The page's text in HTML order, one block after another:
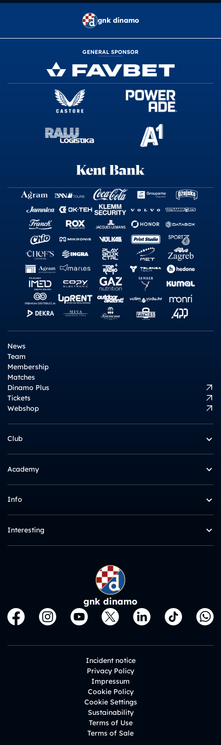
gnk dinamo
GENERAL SPONSOR
News
Team
Membership
Matches
Dinamo Plus
Tickets
Webshop
Club
Academy
Info
Interesting
gnk dinamo
Incident notice
Privacy Policy
Impressum
Cookie Policy
Cookie Settings
Sustainability
Terms of Use
Terms of Sale